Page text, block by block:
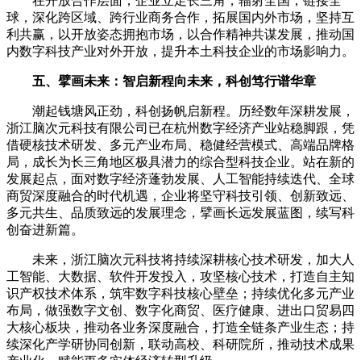
球，深化跨区域、跨行业商务合作，拓展国内外市场，坚持互
利共赢，以开放姿态拥抱市场，以合作精神共谋发展，推动国
内数字科技产业对外开放，提升本土科技企业的市场影响力。
五、擘画未来：智启新程向未来，科创笃行谱华章
潮起钱塘风正劲，科创扬帆启新程。历经数年深耕发展，
浙江脑次元科技有限公司已在杭州数字经济产业站稳脚跟，凭
借硬核技术研发、多元产业布局、稳健经营模式、高端品牌格
局，成长为长三角地区极具潜力的综合型科技企业。站在新的
发展起点，面对数字经济蓬勃发展、人工智能持续迭代、全球
商贸深度融合的时代机遇，企业将坚守科技引领、创新致远、
多元共生、品质致远的发展理念，擘画长远发展蓝图，续写科
创奋进新篇。
未来，浙江脑次元科技将持续深耕核心技术研发，加大人
工智能、大数据、软件开发投入，攻坚核心技术，打造自主知
识产权技术体系，筑牢数字科技核心壁垒；持续优化多元产业
布局，做强数字文创、数字化商贸、医疗健康、进出口贸易四
大核心板块，推动各业务深度融合，打造全链条产业生态；持
续深化产学研协同创新，联动高校、科研院所，推动技术成果